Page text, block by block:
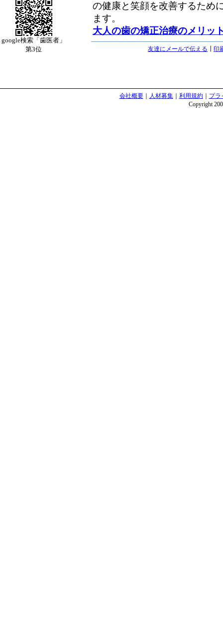
google検索「歯医者」
第3位
の健康と笑顔を改善するため
ます。
大人の歯の矯正治療のメリッ
友達にメールで伝える 印
会社概要｜ 人材募集｜ 利用規約｜
プラ
Copyright